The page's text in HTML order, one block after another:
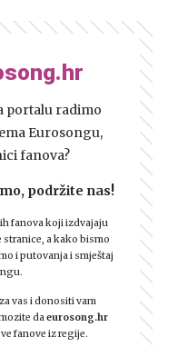
portalu radimo
Eurosongu,
fanova?
podržite nas!
fanova koji izdvajaju
stranice, a kako bismo
i putovanja i smještaj
vas i donositi vam
da eurosong.hr
fanove iz regije.